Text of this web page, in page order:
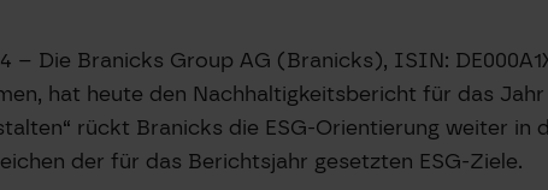
– Die Branicks Group AG (Branicks), ISIN:
hat heute den Nachhaltigkeitsbericht für das
rückt Branicks die ESG-Orientierung weiter
der für das Berichtsjahr gesetzten ESG-Ziele.